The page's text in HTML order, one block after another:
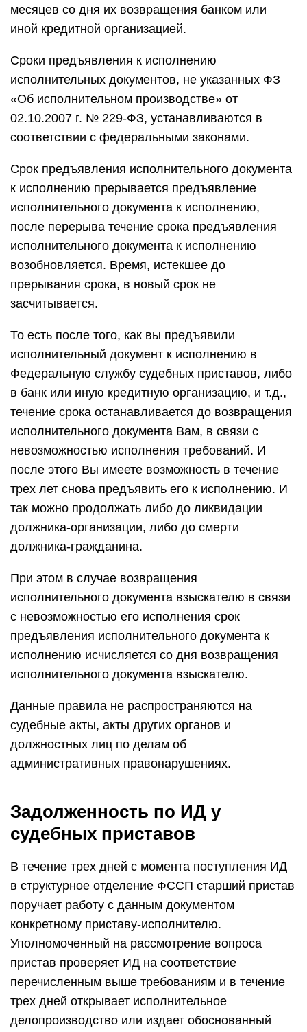
месяцев со дня их возвращения банком или
иной кредитной организацией.
Сроки предъявления к исполнению
исполнительных документов, не указанных ФЗ
«Об исполнительном производстве» от
02.10.2007 г. № 229-ФЗ, устанавливаются в
соответствии с федеральными законами.
Срок предъявления исполнительного документа
к исполнению прерывается предъявление
исполнительного документа к исполнению,
после перерыва течение срока предъявления
исполнительного документа к исполнению
возобновляется. Время, истекшее до
прерывания срока, в новый срок не
засчитывается.
То есть после того, как вы предъявили
исполнительный документ к исполнению в
Федеральную службу судебных приставов, либо
в банк или иную кредитную организацию, и т.д.,
течение срока останавливается до возвращения
исполнительного документа Вам, в связи с
невозможностью исполнения требований. И
после этого Вы имеете возможность в течение
трех лет снова предъявить его к исполнению. И
так можно продолжать либо до ликвидации
должника-организации, либо до смерти
должника-гражданина.
При этом в случае возвращения
исполнительного документа взыскателю в связи
с невозможностью его исполнения срок
предъявления исполнительного документа к
исполнению исчисляется со дня возвращения
исполнительного документа взыскателю.
Данные правила не распространяются на
судебные акты, акты других органов и
должностных лиц по делам об
административных правонарушениях.
Задолженность по ИД у
судебных приставов
В течение трех дней с момента поступления ИД
в структурное отделение ФССП старший пристав
поручает работу с данным документом
конкретному приставу-исполнителю.
Уполномоченный на рассмотрение вопроса
пристав проверяет ИД на соответствие
перечисленным выше требованиям и в течение
трех дней открывает исполнительное
делопроизводство или издает обоснованный